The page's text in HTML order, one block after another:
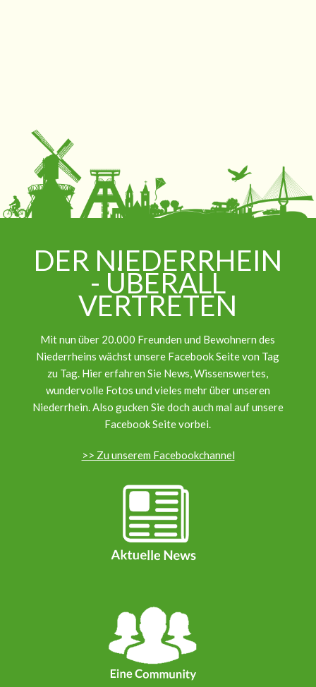
DER NIEDERRHEIN
- ÜBERALL
VERTRETEN
Mit nun über 20.000 Freunden und Bewohnern des
Niederrheins wächst unsere Facebook Seite von Tag
zu Tag. Hier erfahren Sie News, Wissenswertes,
wundervolle Fotos und vieles mehr über unseren
Niederrhein. Also gucken Sie doch auch mal auf unsere
Facebook Seite vorbei.
>> Zu unserem Facebookchannel